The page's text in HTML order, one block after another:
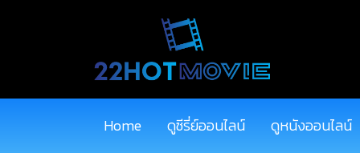
Home ดูซีรี่ย์ออนไลน์ ดูหนังออนไลน์